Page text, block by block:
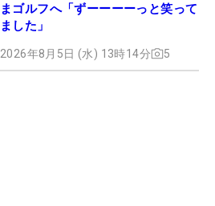
まゴルフへ「ずーーーーっと笑って
ました」
2026年8月5日 (水) 13時14分 5